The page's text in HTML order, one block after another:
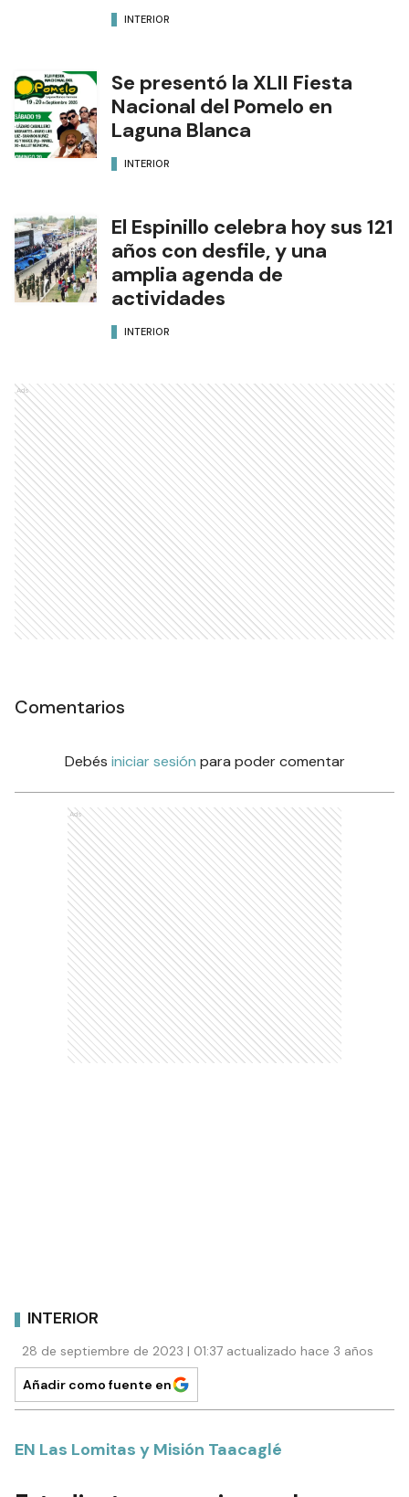
INTERIOR
Se presentó la XLII Fiesta
Nacional del Pomelo en
Laguna Blanca
INTERIOR
El Espinillo celebra hoy sus 121
años con desfile, y una
amplia agenda de
actividades
INTERIOR
Ads
Comentarios
Debés iniciar sesión para poder comentar
Ads
INTERIOR
28 de septiembre de 2023 | 01:37 actualizado hace 3 años
Añadir como fuente en
EN Las Lomitas y Misión Taacaglé